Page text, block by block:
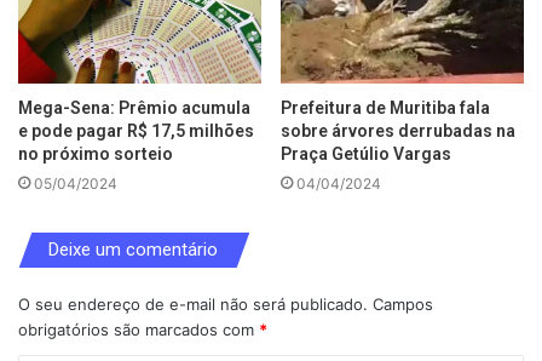
Mega-Sena: Prêmio acumula
e pode pagar R$ 17,5 milhões
no próximo sorteio
05/04/2024
Prefeitura de Muritiba fala
sobre árvores derrubadas na
Praça Getúlio Vargas
04/04/2024
Deixe um comentário
O seu endereço de e-mail não será publicado. Campos
obrigatórios são marcados com *